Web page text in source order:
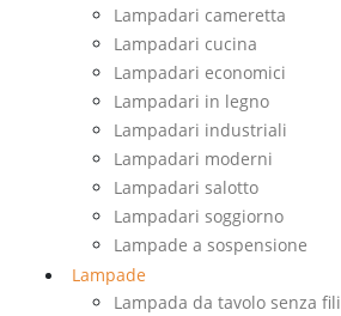
Lampadari cameretta
Lampadari cucina
Lampadari economici
Lampadari in legno
Lampadari industriali
Lampadari moderni
Lampadari salotto
Lampadari soggiorno
Lampade a sospensione
Lampade
Lampada da tavolo senza fili